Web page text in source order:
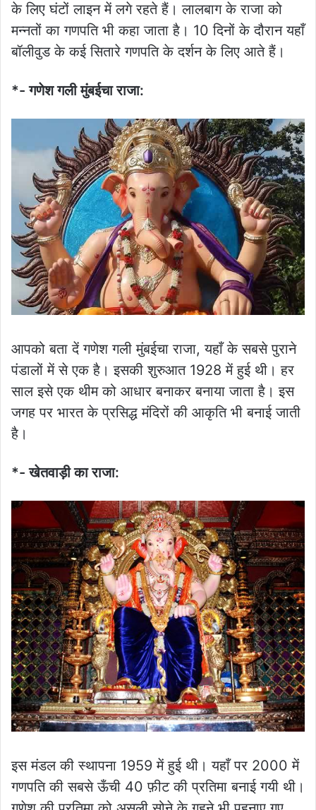
के लिए घंटों लाइन में लगे रहते हैं। लालबाग के राजा को
मन्नतों का गणपति भी कहा जाता है। 10 दिनों के दौरान यहाँ
बॉलीवुड के कई सितारे गणपति के दर्शन के लिए आते हैं।
*- गणेश गली मुंबईचा राजा:
आपको बता दें गणेश गली मुंबईचा राजा, यहाँ के सबसे पुराने
पंडालों में से एक है। इसकी शुरुआत 1928 में हुई थी। हर
साल इसे एक थीम को आधार बनाकर बनाया जाता है। इस
जगह पर भारत के प्रसिद्ध मंदिरों की आकृति भी बनाई जाती
है।
*- खेतवाड़ी का राजा:
इस मंडल की स्थापना 1959 में हुई थी। यहाँ पर 2000 में
गणपति की सबसे ऊँची 40 फ़ीट की प्रतिमा बनाई गयी थी।